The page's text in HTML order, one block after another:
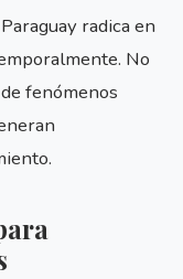
radica en
No
fenómenos